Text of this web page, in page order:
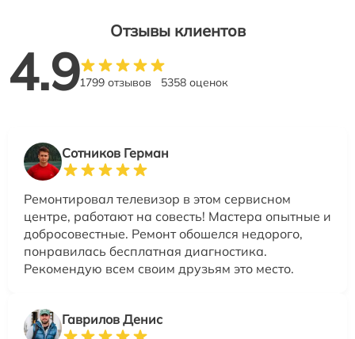
Отзывы клиентов
4.91799 отзывов 5358 оценок
Сотников Герман
Ремонтировал телевизор в этом сервисном
центре, работают на совесть! Мастера опытные и
добросовестные. Ремонт обошелся недорого,
понравилась бесплатная диагностика.
Рекомендую всем своим друзьям это место.
Гаврилов Денис